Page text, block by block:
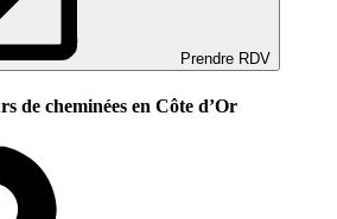
Prendre RDV
de cheminées en Côte d’Or